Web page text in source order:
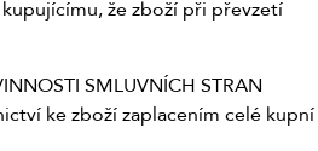
že zboží při převzetí
SMLUVNÍCH STRAN
ke zboží zaplacením celé kupní